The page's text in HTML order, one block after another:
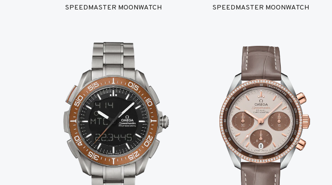
SPEEDMASTER MOONWATCH SPEEDMASTER MOONWATCH